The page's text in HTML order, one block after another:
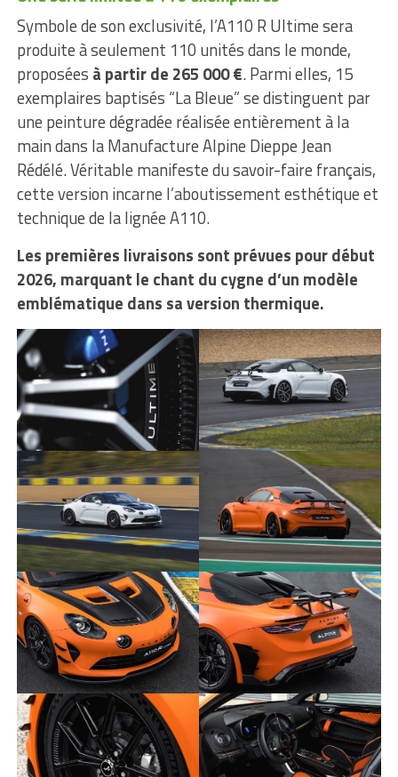
Symbole de son exclusivité, l’A110 R Ultime sera
produite à seulement 110 unités dans le monde,
proposées à partir de 265 000 €. Parmi elles, 15
exemplaires baptisés “La Bleue” se distinguent par
une peinture dégradée réalisée entièrement à la
main dans la Manufacture Alpine Dieppe Jean
Rédélé. Véritable manifeste du savoir-faire français,
cette version incarne l’aboutissement esthétique et
technique de la lignée A110.
Les premières livraisons sont prévues pour début
2026, marquant le chant du cygne d’un modèle
emblématique dans sa version thermique.